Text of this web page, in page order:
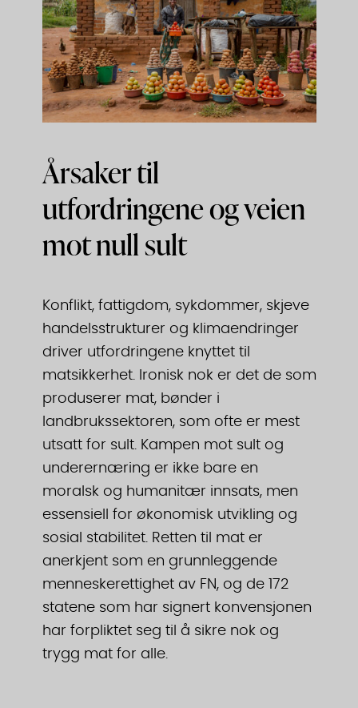
Årsaker til
utfordringene og veien
mot null sult
Konflikt, fattigdom, sykdommer, skjeve
handelsstrukturer og klimaendringer
driver utfordringene knyttet til
matsikkerhet. Ironisk nok er det de som
produserer mat, bønder i
landbrukssektoren, som ofte er mest
utsatt for sult. Kampen mot sult og
underernæring er ikke bare en
moralsk og humanitær innsats, men
essensiell for økonomisk utvikling og
sosial stabilitet. Retten til mat er
anerkjent som en grunnleggende
menneskerettighet av FN, og de 172
statene som har signert konvensjonen
har forpliktet seg til å sikre nok og
trygg mat for alle.